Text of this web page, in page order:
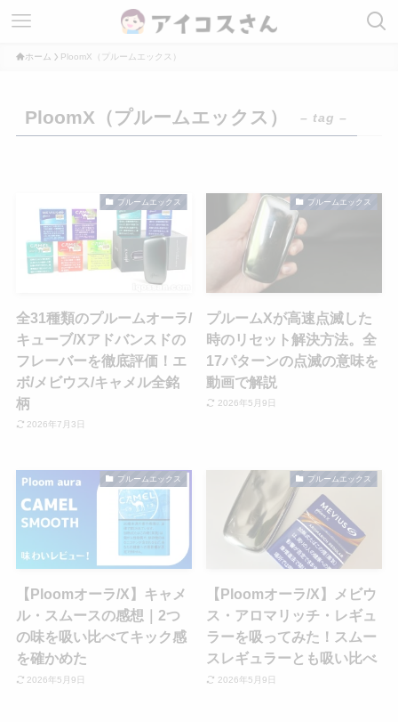
ホーム PloomX（プルームエックス）
PloomX（プルームエックス） – tag –
プルームエックス
全31種類のプルームオーラ/
キューブ/Xアドバンスドの
フレーバーを徹底評価！エ
ボ/メビウス/キャメル全銘
柄
2026年7月3日
プルームエックス
プルームXが高速点滅した
時のリセット解決方法。全
17パターンの点滅の意味を
動画で解説
2026年5月9日
プルームエックス
【Ploomオーラ/X】キャメ
ル・スムースの感想｜2つ
の味を吸い比べてキック感
を確かめた
2026年5月9日
プルームエックス
【Ploomオーラ/X】メビウ
ス・アロマリッチ・レギュ
ラーを吸ってみた！スムー
スレギュラーとも吸い比べ
2026年5月9日